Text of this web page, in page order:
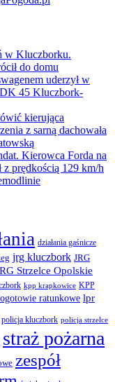
w Kluczborku.
do domu
uderzył w
DK 45 Kluczbork-
kierująca
z sarną dachowała
Kierowca Forda na
z prędkością 129 km/h
działania gaśnicze
jrg kluczbork JRG
Strzelce Opolskie
kpp krapkowice KPP
ratunkowe lpr
policja kluczbork policja strzelce
straż pożarna
zespół